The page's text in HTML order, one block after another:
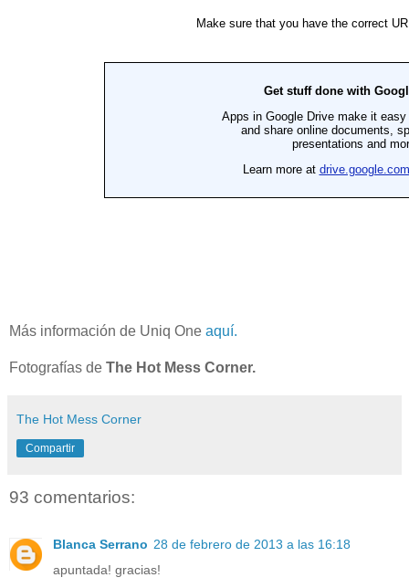
Más información de Uniq One aquí.
Fotografías de The Hot Mess Corner.
The Hot Mess Corner
Compartir
93 comentarios:
Blanca Serrano 28 de febrero de 2013 a las 16:18
apuntada! gracias!